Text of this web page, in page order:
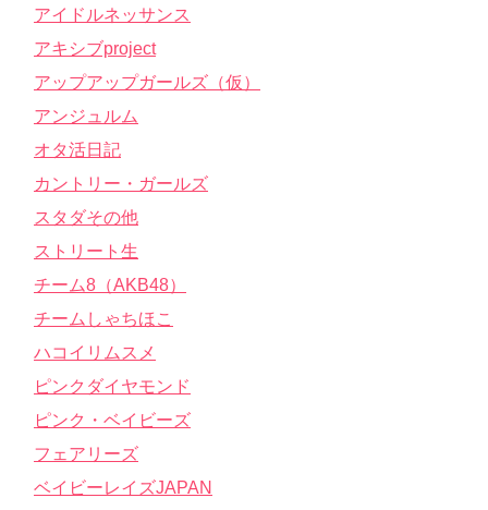
アイドルネッサンス
アキシブproject
アップアップガールズ（仮）
アンジュルム
オタ活日記
カントリー・ガールズ
スタダその他
ストリート生
チーム8（AKB48）
チームしゃちほこ
ハコイリムスメ
ピンクダイヤモンド
ピンク・ベイビーズ
フェアリーズ
ベイビーレイズJAPAN